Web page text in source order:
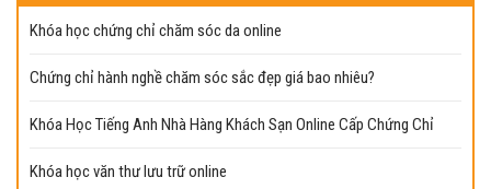
Khóa học chứng chỉ chăm sóc da online
Chứng chỉ hành nghề chăm sóc sắc đẹp giá bao nhiêu?
Khóa Học Tiếng Anh Nhà Hàng Khách Sạn Online Cấp Chứng Chỉ
Khóa học văn thư lưu trữ online